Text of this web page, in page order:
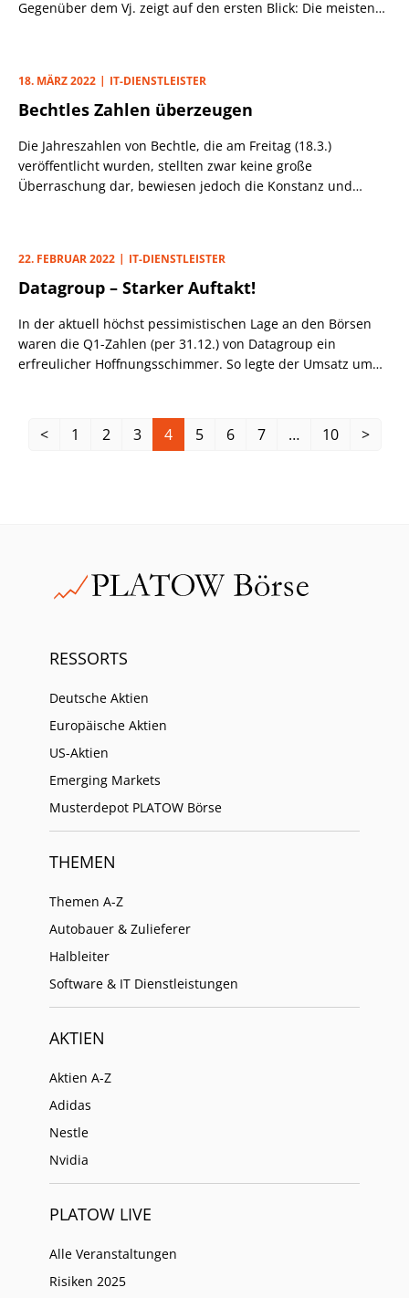
Gegenüber dem Vj. zeigt auf den ersten Blick: Die meisten
18. MÄRZ 2022 IT-DIENSTLEISTER
Bechtles Zahlen überzeugen
Die Jahreszahlen von Bechtle, die am Freitag (18.3.)
veröffentlicht wurden, stellten zwar keine große
Überraschung dar, bewiesen jedoch die Konstanz und
auf 0,55 Euro pro Aktie (48,18 Euro; DE0005158703).
22. FEBRUAR 2022 IT-DIENSTLEISTER
Datagroup – Starker Auftakt!
In der aktuell höchst pessimistischen Lage an den Börsen
waren die Q1-Zahlen (per 31.12.) von Datagroup ein
erfreulicher Hoffnungsschimmer. So legte der Umsatz um
< 1 2 3 4 5 6 7 … 10 >
RESSORTS
Deutsche Aktien
Europäische Aktien
US-Aktien
Emerging Markets
Musterdepot PLATOW Börse
THEMEN
Themen A-Z
Autobauer & Zulieferer
Halbleiter
Software & IT Dienstleistungen
AKTIEN
Aktien A-Z
Adidas
Nestle
Nvidia
PLATOW LIVE
Alle Veranstaltungen
Risiken 2025